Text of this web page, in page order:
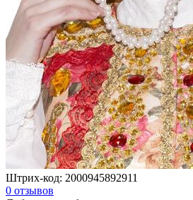
Штрих-код: 2000945892911
0 отзывов